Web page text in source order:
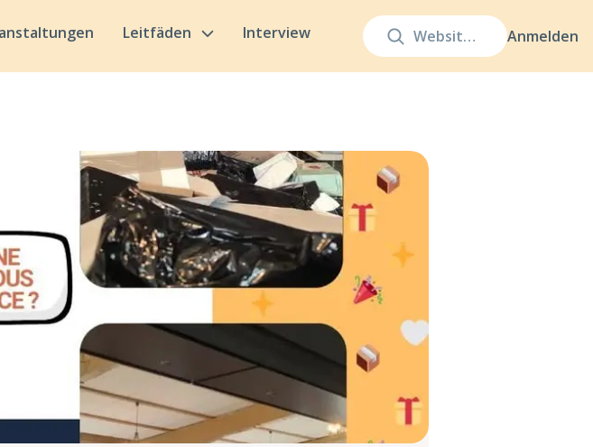
Anmelden
Leitfäden Interview